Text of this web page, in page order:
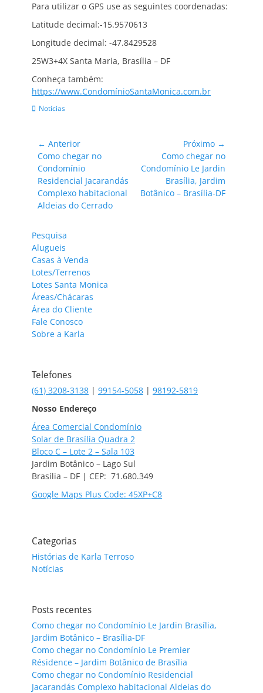
Para utilizar o GPS use as seguintes coordenadas:
Latitude decimal:-15.9570613
Longitude decimal: -47.8429528
25W3+4X Santa Maria, Brasília – DF
Conheça também:
https://www.CondomínioSantaMonica.com.br
Categorias:
Notícias
Navegação
de
Post
← Anterior
Post
anterior:
Como chegar no
Condomínio
Residencial Jacarandás
Complexo habitacional
Aldeias do Cerrado
Próximo →
Próximo
post:
Como chegar no
Condomínio Le Jardin
Brasília, Jardim
Botânico – Brasília-DF
Pesquisa
Alugueis
Casas à Venda
Lotes/Terrenos
Lotes Santa Monica
Áreas/Chácaras
Área do Cliente
Fale Conosco
Sobre a Karla
Telefones
(61) 3208-3138 | 99154-5058 | 98192-5819
Nosso Endereço
Área Comercial Condomínio
Solar de Brasília Quadra 2
Bloco C – Lote 2 – Sala 103
Jardim Botânico – Lago Sul
Brasília – DF | CEP: 71.680.349
Google Maps Plus Code: 45XP+C8
Categorias
Histórias de Karla Terroso
Notícias
Posts recentes
Como chegar no Condomínio Le Jardin Brasília,
Jardim Botânico – Brasília-DF
Como chegar no Condomínio Le Premier
Résidence – Jardim Botânico de Brasília
Como chegar no Condomínio Residencial
Jacarandás Complexo habitacional Aldeias do